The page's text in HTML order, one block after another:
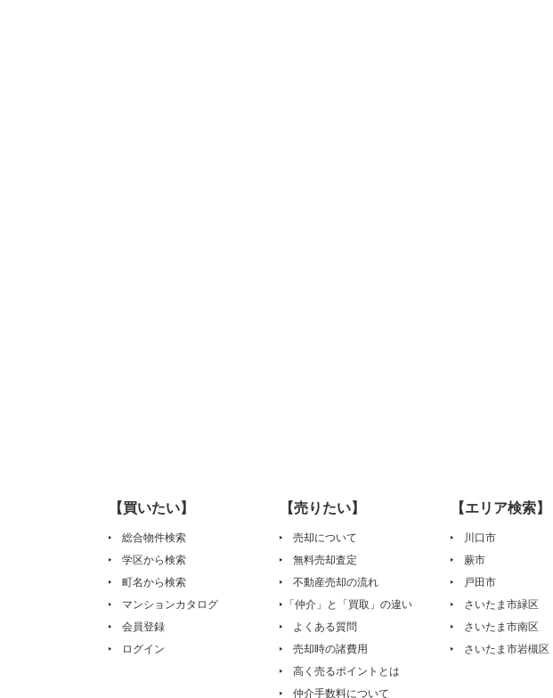
【買いたい】
総合物件検索
学区から検索
町名から検索
マンションカタログ
会員登録
ログイン
【売りたい】
売却について
無料売却査定
不動産売却の流れ
「仲介」と「買取」の違い
よくある質問
売却時の諸費用
高く売るポイントとは
仲介手数料について
【エリア検索】
川口市
蕨市
戸田市
さいたま市緑区
さいたま市南区
さいたま市岩槻区